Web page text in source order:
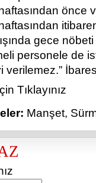
önce
gece
personele de
verilemez.”
Tıklayınız
Manşet,